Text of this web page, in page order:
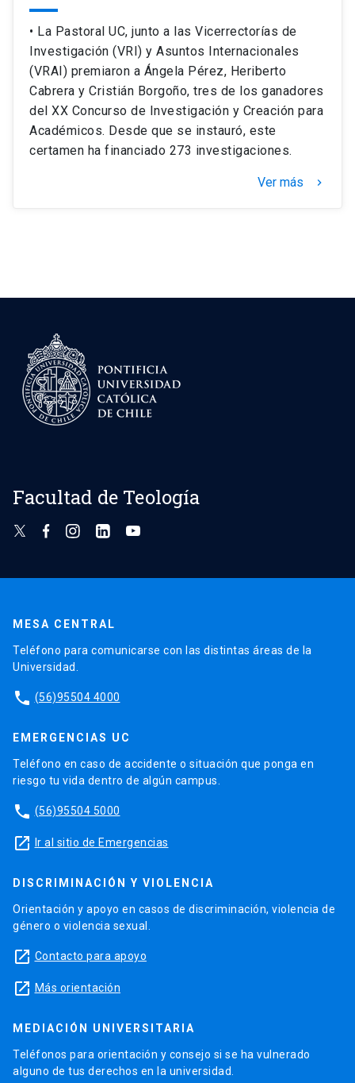
• La Pastoral UC, junto a las Vicerrectorías de
Investigación (VRI) y Asuntos Internacionales
(VRAI) premiaron a Ángela Pérez, Heriberto
Cabrera y Cristián Borgoño, tres de los ganadores
del XX Concurso de Investigación y Creación para
Académicos. Desde que se instauró, este
certamen ha financiado 273 investigaciones.
Ver más keyboard_arrow_right
Facultad de Teología
MESA CENTRAL
Teléfono para comunicarse con las distintas áreas de la
Universidad.
phone (56)95504 4000
EMERGENCIAS UC
Teléfono en caso de accidente o situación que ponga en
riesgo tu vida dentro de algún campus.
phone (56)95504 5000
launch Ir al sitio de Emergencias
DISCRIMINACIÓN Y VIOLENCIA
Orientación y apoyo en casos de discriminación, violencia de
género o violencia sexual.
launch Contacto para apoyo
launch Más orientación
MEDIACIÓN UNIVERSITARIA
Teléfonos para orientación y consejo si se ha vulnerado
alguno de tus derechos en la universidad.